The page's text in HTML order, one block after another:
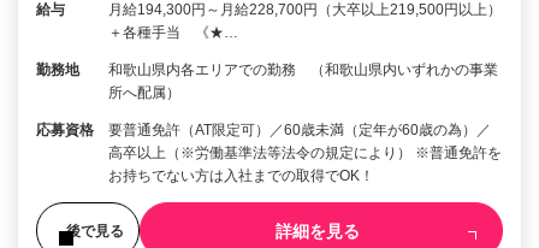
給与
月給194,300円～月給228,700円（大卒以上219,500円以上）
＋各種手当 《★…
勤務地
和歌山県内各エリアでの勤務 （和歌山県内いずれかの事業
所へ配属）
応募資格
要普通免許（AT限定可）／60歳未満（定年が60歳の為）／
高卒以上（※労働基準法等法令の規定により） ※普通免許を
お持ちでない方は入社までの取得でOK！
後で見る 詳細を見る